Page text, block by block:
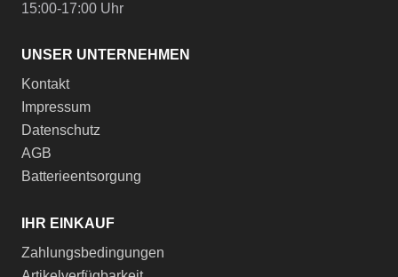
15:00-17:00 Uhr
UNSER UNTERNEHMEN
Kontakt
Impressum
Datenschutz
AGB
Batterieentsorgung
IHR EINKAUF
Zahlungsbedingungen